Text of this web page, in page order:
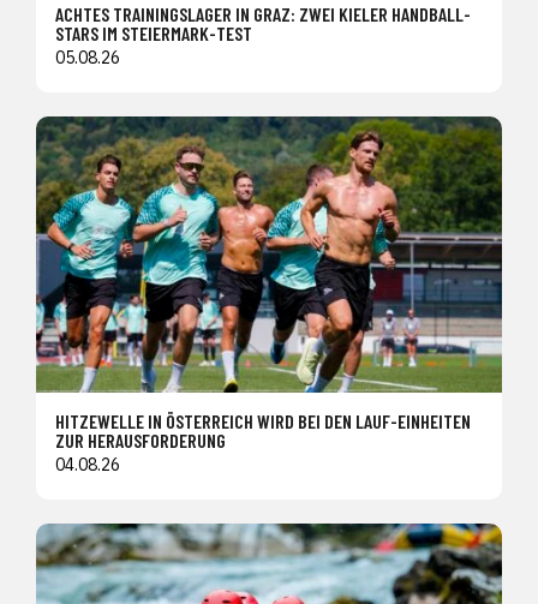
ACHTES TRAININGSLAGER IN GRAZ: ZWEI KIELER HANDBALL-
STARS IM STEIERMARK-TEST
05.08.26
HITZEWELLE IN ÖSTERREICH WIRD BEI DEN LAUF-EINHEITEN
ZUR HERAUSFORDERUNG
04.08.26